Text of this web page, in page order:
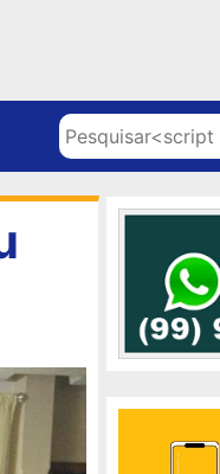
Pesquisar